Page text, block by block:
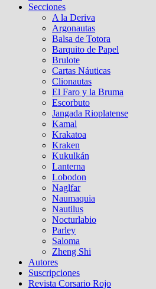
Secciones
A la Deriva
Argonautas
Balsa de Totora
Barquito de Papel
Brulote
Cartas Náuticas
Clionautas
El Faro y la Bruma
Escorbuto
Jangada Rioplatense
Kamal
Krakatoa
Kraken
Kukulkán
Lanterna
Lobodon
Naglfar
Naumaquia
Nautilus
Nocturlabio
Parley
Saloma
Zheng Shi
Autores
Suscripciones
Revista Corsario Rojo